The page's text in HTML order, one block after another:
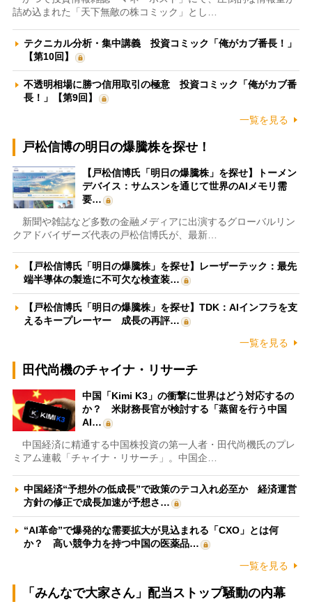
詰め込まれた「天下無敵の株コミック」とし…
テクニカル分析・集中講義 投資コミック「俺がカブ番長！」
【第10回】
不透明相場に勝つ信用取引の極意 投資コミック「俺がカブ番
長！」【第9回】
一覧を見る
戸松信博の明日の爆騰株を探せ！
【戸松信博氏「明日の爆騰株」を探せ】トーメン
デバイス：サムスンを通じて世界のAIメモリ需
要…
新聞や雑誌など多数の金融メディアに出演するグローバルリン
クアドバイザーズ代表の戸松信博氏が、最新…
【戸松信博氏「明日の爆騰株」を探せ】レーザーテック：最先
端半導体の製造に不可欠な検査装…
【戸松信博氏「明日の爆騰株」を探せ】TDK：AIインフラを支
えるキープレーヤー 成長の再評…
一覧を見る
田代尚機のチャイナ・リサーチ
中国「Kimi K3」の衝撃に世界はどう対応するの
か？ 米財務長官が検討する「蒸留を行う中国
AI…
中国経済に精通する中国株投資の第一人者・田代尚機氏のプレ
ミアム連載「チャイナ・リサーチ」。中国企…
中国経済“予想外の低成長”で政策のテコ入れ必至か 経済運営
方針の修正で成長加速が予想さ…
“AI革命”で爆発的な需要拡大が見込まれる「CXO」とは何
か？ 高い競争力を持つ中国の医薬品…
一覧を見る
「みんなで大家さん」配当ストップ騒動の内幕